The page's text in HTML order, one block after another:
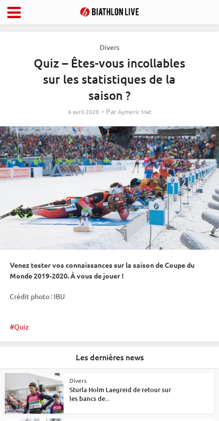
Divers
Quiz – Êtes-vous incollables
sur les statistiques de la
saison ?
6 avril 2020 ParAymeric Mat
Venez tester vos connaissances sur la saison deCoupe du
Monde2019-2020. À vous de jouer !
Crédit photo : IBU
Quiz
Les dernières news
Divers
Sturla Holm Laegreid de retour sur
les bancs de...